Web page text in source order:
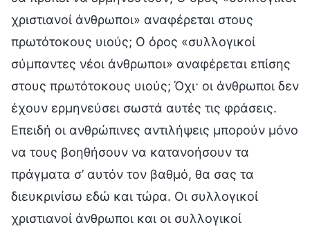
χριστιανοί άνθρωποι» αναφέρεται στους
πρωτότοκους υιούς; Ο όρος «συλλογικοί
σύμπαντες νέοι άνθρωποι» αναφέρεται επίσης
στους πρωτότοκους υιούς; Όχι· οι άνθρωποι δεν
έχουν ερμηνεύσει σωστά αυτές τις φράσεις.
Επειδή οι ανθρώπινες αντιλήψεις μπορούν μόνο
να τους βοηθήσουν να κατανοήσουν τα
πράγματα σ’ αυτόν τον βαθμό, θα σας τα
διευκρινίσω εδώ και τώρα. Οι συλλογικοί
χριστιανοί άνθρωποι και οι συλλογικοί